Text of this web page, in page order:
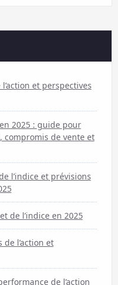
et perspectives
2025 : guide pour
compromis de vente et
l’indice et prévisions
de l’indice en 2025
l’action et
de l’action